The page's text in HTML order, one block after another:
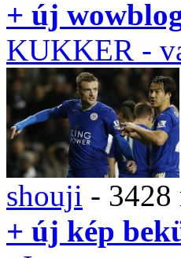
+ új
KUKKER -
shouji - 3428
+ új kép